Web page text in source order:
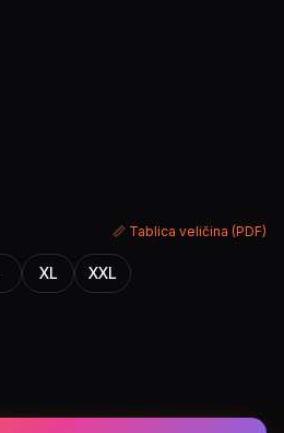
📏 Tablica veličina (PDF)
XL XXL